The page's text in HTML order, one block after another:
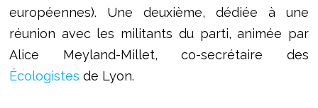
européennes). Une deuxième, dédiée à une
réunion avec les militants du parti, animée par
Alice Meyland-Millet, co-secrétaire des
Écologistes de Lyon.